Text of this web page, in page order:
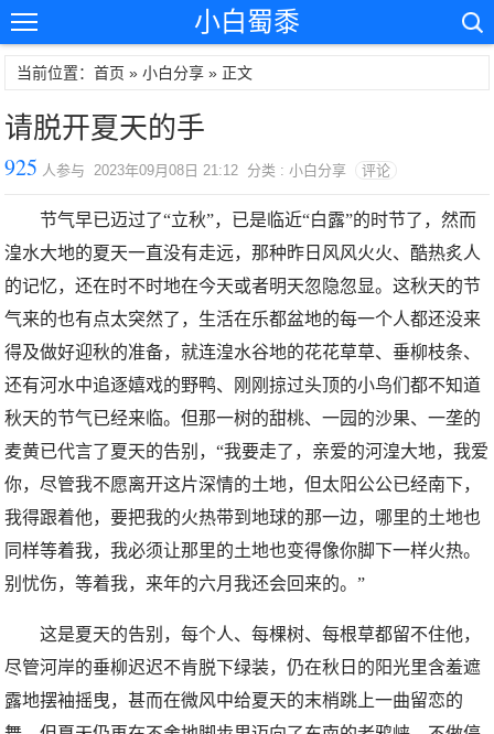
小白蜀黍
当前位置：首页 »小白分享 » 正文
请脱开夏天的手
925 人参与 2023年09月08日 21:12 分类 : 小白分享 评论
节气早已迈过了“立秋”，已是临近“白露”的时节了，然而
湟水大地的夏天一直没有走远，那种昨日风风火火、酷热炙人
的记忆，还在时不时地在今天或者明天忽隐忽显。这秋天的节
气来的也有点太突然了，生活在乐都盆地的每一个人都还没来
得及做好迎秋的准备，就连湟水谷地的花花草草、垂柳枝条、
还有河水中追逐嬉戏的野鸭、刚刚掠过头顶的小鸟们都不知道
秋天的节气已经来临。但那一树的甜桃、一园的沙果、一垄的
麦黄已代言了夏天的告别，“我要走了，亲爱的河湟大地，我爱
你，尽管我不愿离开这片深情的土地，但太阳公公已经南下，
我得跟着他，要把我的火热带到地球的那一边，哪里的土地也
同样等着我，我必须让那里的土地也变得像你脚下一样火热。
别忧伤，等着我，来年的六月我还会回来的。”
这是夏天的告别，每个人、每棵树、每根草都留不住他，
尽管河岸的垂柳迟迟不肯脱下绿装，仍在秋日的阳光里含羞遮
露地摆袖摇曳，甚而在微风中给夏天的末梢跳上一曲留恋的